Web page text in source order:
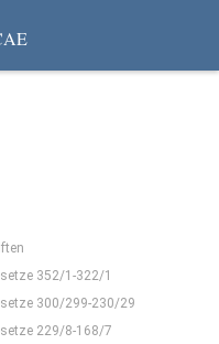
352/1-322/1
300/299-230/29
229/8-168/7